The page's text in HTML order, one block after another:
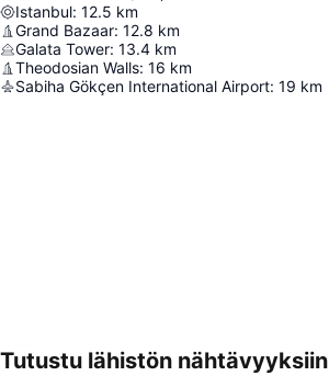
Istanbul: 12.5 km
Grand Bazaar: 12.8 km
Galata Tower: 13.4 km
Theodosian Walls: 16 km
Sabiha Gökçen International Airport: 19 km
Tutustu lähistön nähtävyyksiin